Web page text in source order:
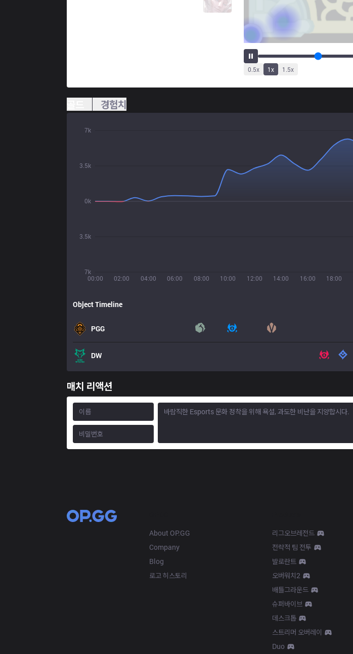
0.5x 1x 1.5x
경험치
00:00 02:00 04:00 06:00 08:00 10:00 12:00 14:00 16:00 18:00
7k
3.5k
0k
3.5k
7k
Object Timeline
PGG
DW
매치 리액션
About OP.GG
Company
Blog
로고 히스토리
리그오브레전드
전략적 팀 전투
발로란트
오버워치2
배틀그라운드
슈퍼바이브
데스크톱
스트리머 오버레이
Duo